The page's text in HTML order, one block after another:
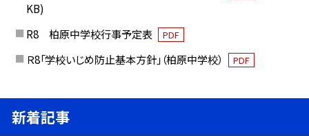
KB)
R8 柏原中学校行事予定表
PDF
Ｒ8「学校いじめ防止基本方針」（柏原中学校） PDF
新着記事